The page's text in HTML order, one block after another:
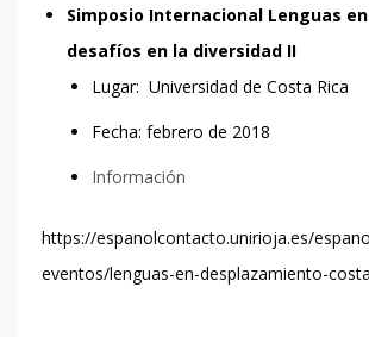
Simposio Internacional Lenguas
desafíos en la diversidad II
Lugar: Universidad de Costa Rica
Fecha: febrero de 2018
Información
https://espanolcontacto.unirioja.es/
eventos/lenguas-en-desplazamiento-